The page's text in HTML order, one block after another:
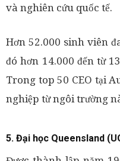
và nghiên cứu quốc tế.
Hơn 52.000 sinh viên
đó hơn 14.000 đến từ
Trong top 50 CEO tại
nghiệp từ ngôi trường
5. Đại học Queensland